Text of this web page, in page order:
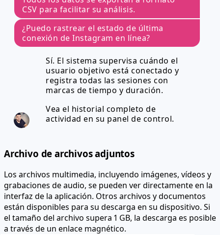
CSV para facilitar su análisis.
¿Puedo rastrear el estado de última
conexión de Instagram en línea?
Sí. El sistema supervisa cuándo el
usuario objetivo está conectado y
registra todas las sesiones con
marcas de tiempo y duración.
Vea el historial completo de
actividad en su panel de control.
Archivo de archivos adjuntos
Los archivos multimedia, incluyendo imágenes, vídeos y
grabaciones de audio, se pueden ver directamente en la
interfaz de la aplicación. Otros archivos y documentos
están disponibles para su descarga en su dispositivo. Si
el tamaño del archivo supera 1 GB, la descarga es posible
a través de un enlace magnético.